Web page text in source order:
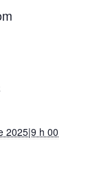
2025|9 h 00